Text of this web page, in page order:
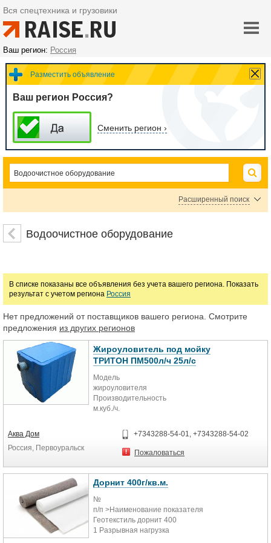
Вся спецтехника и грузовики
Ваш регион: Россия
Разместить объявление
Ваш регион Россия?
Сменить регион ›
Расширенный поиск
руб.
Водоочистное оборудование
В списке показаны все объявления без учета вашего региона. Показать
результат с учетом региона Россия
Нет предложений от поставщиков вашего региона. Смотрите
предложения из других регионов
Жироуловитель под мойку
ТРИТОН ПМ500л/ч 25л/с
Модель
жироуловителя
Производительность
м.куб./ч.
Габариты мм.
выхода мм.
дл шир выс
Тритон-ПМ 500 0,5 25 420 320 370
305 295
Аква Дом
Россия, Первоуральск
+7343288-54-01, +7343288-54-02
Пожаловаться
Дорнит 400г/кв.м.
№
п/п >Наименование показателя
Геотекстиль дорнит 400
1 Разрывная нагрузка